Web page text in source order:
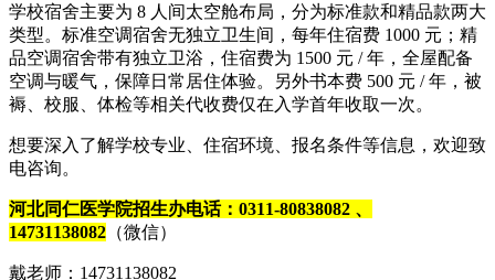
学校宿舍主要为 8 人间太空舱布局，分为标准款和精品款两大
类型。标准空调宿舍无独立卫生间，每年住宿费 1000 元；精
品空调宿舍带有独立卫浴，住宿费为 1500 元 / 年，全屋配备
空调与暖气，保障日常居住体验。另外书本费 500 元 / 年，被
褥、校服、体检等相关代收费仅在入学首年收取一次。
想要深入了解学校专业、住宿环境、报名条件等信息，欢迎致
电咨询。
河北同仁医学院招生办电话：0311-80838082 、
14731138082 （微信）
戴老师：14731138082